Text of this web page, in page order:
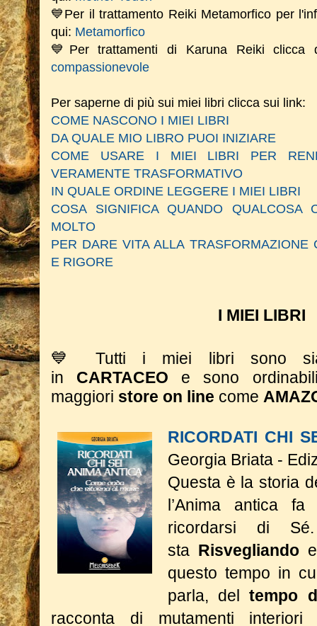
💙Per il trattamento Reiki Metamorfico per
qui: Metamorfico
💙Per trattamenti di Karuna Reiki
compassionevole
Per saperne di più sui miei libri clicca sui link:
COME NASCONO I MIEI LIBRI
DA QUALE MIO LIBRO PUOI INIZIARE
COME USARE I MIEI LIBRI PER
VERAMENTE TRASFORMATIVO
IN QUALE ORDINE LEGGERE I MIEI LIBRI
COSA SIGNIFICA QUANDO QUALCOSA
MOLTO
PER DARE VITA ALLA TRASFORMAZIONE
E RIGORE
I MIEI LIBRI
💙 Tutti i miei libri sono
in CARTACEO e sono
maggiori store on line come
RICORDATI CHI
Georgia Briata -
Questa è la storia
l’Anima antica
ricordarsi di
sta Risvegliando
questo tempo in
parla, deltempo
racconta di mutamenti